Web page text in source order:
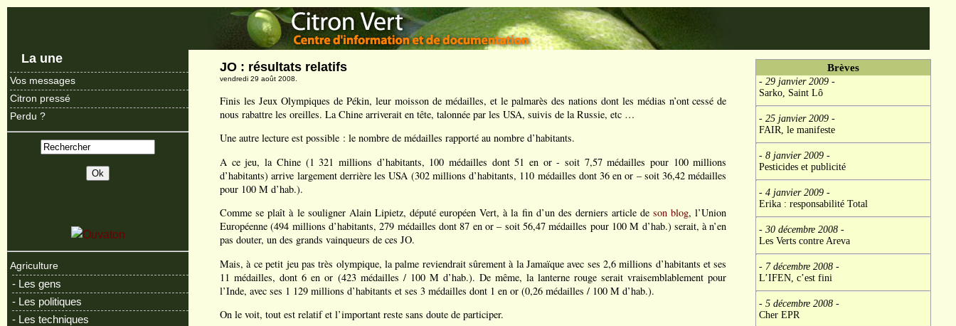
La une
Vos messages
Citron pressé
Perdu ?
Agriculture
- Les gens
- Les politiques
- Les techniques
JO : résultats relatifs
vendredi 29 août 2008.
Finis les Jeux Olympiques de Pékin, leur moisson de médailles, et le palmarès des nations dont les médias n’ont cessé de
nous rabattre les oreilles. La Chine arriverait en tête, talonnée par les USA, suivis de la Russie, etc …
Une autre lecture est possible : le nombre de médailles rapporté au nombre d’habitants.
A ce jeu, la Chine (1 321 millions d’habitants, 100 médailles dont 51 en or - soit 7,57 médailles pour 100 millions
d’habitants) arrive largement derrière les USA (302 millions d’habitants, 110 médailles dont 36 en or – soit 36,42 médailles
pour 100 M d’hab.).
Comme se plaît à le souligner Alain Lipietz, député européen Vert, à la fin d’un des derniers article deson blog, l’Union
Européenne (494 millions d’habitants, 279 médailles dont 87 en or – soit 56,47 médailles pour 100 M d’hab.) serait, à n’en
pas douter, un des grands vainqueurs de ces JO.
Mais, à ce petit jeu pas très olympique, la palme reviendrait sûrement à la Jamaïque avec ses 2,6 millions d’habitants et ses
11 médailles, dont 6 en or (423 médailles / 100 M d’hab.). De même, la lanterne rouge serait vraisemblablement pour
l’Inde, avec ses 1 129 millions d’habitants et ses 3 médailles dont 1 en or (0,26 médailles / 100 M d’hab.).
On le voit, tout est relatif et l’important reste sans doute de participer.
Brèves
- 29 janvier 2009-
Sarko, Saint Lô
- 25 janvier 2009-
FAIR, le manifeste
- 8 janvier 2009-
Pesticides et publicité
- 4 janvier 2009-
Erika : responsabilité Total
- 30 décembre 2008-
Les Verts contre Areva
- 7 décembre 2008-
L’IFEN, c’est fini
- 5 décembre 2008-
Cher EPR